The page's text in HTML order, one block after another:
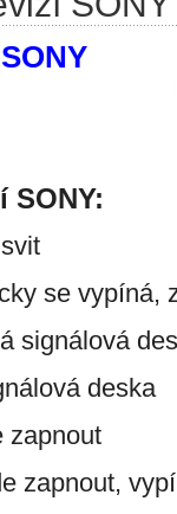
SONY:
se vypíná,
signálová
deska
zapnout
zapnout,